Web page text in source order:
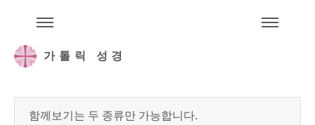
가톨릭 성경
함께보기는 두 종류만 가능합니다.